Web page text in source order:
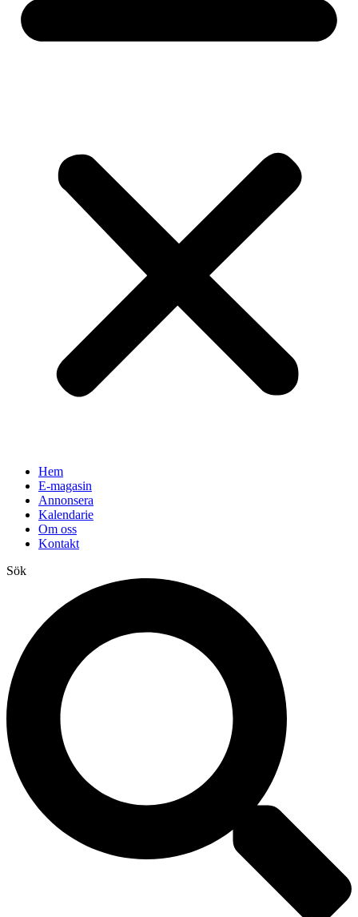
Hem
E-magasin
Annonsera
Kalendarie
Om oss
Kontakt
Sök